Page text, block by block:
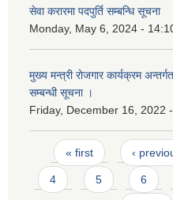
सेवा करारमा पदपुर्ति सम्बन्धि सूचना
Monday, May 6, 2024 -
मुख्य मन्त्री रोजगार कार्यक्रम
सम्बन्धी सूचना ।
Friday, December 16, 2022
Pages
« first ‹
4 5 6